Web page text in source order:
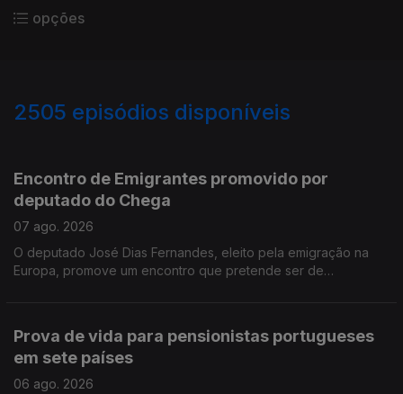
opções
2505 episódios disponíveis
Encontro de Emigrantes promovido por
deputado do Chega
07 ago. 2026
O deputado José Dias Fernandes, eleito pela emigração na
Europa, promove um encontro que pretende ser de
Prova de vida para pensionistas portugueses
em sete países
06 ago. 2026